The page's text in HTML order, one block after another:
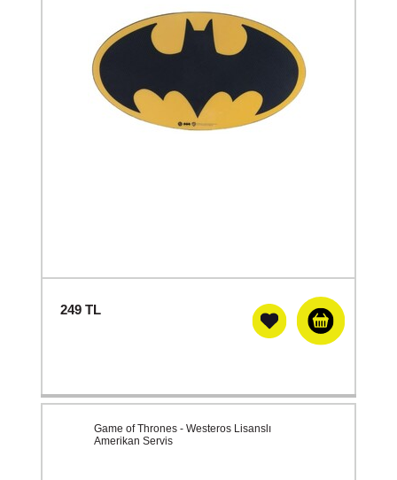
249 TL
Game of Thrones - Westeros Lisanslı
Amerikan Servis